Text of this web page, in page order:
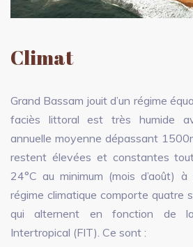
Climat
Grand Bassam jouit d’un régime
faciès littoral est très humide
annuelle moyenne dépassant
restent élevées et constantes
24°C au minimum (mois d’août)
régime climatique comporte quatre
qui alternent en fonction de
Intertropical (FIT). Ce sont :